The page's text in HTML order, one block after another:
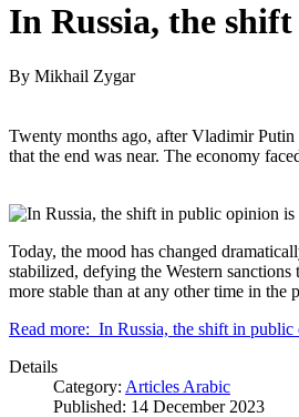
In Russia, the
By Mikhail Zygar
Twenty months ago, after Vladimir
that the end was near. The economy
Today, the mood has changed
stabilized, defying the Western sanctions
more stable than at any other time in the
Read more: In Russia, the shift in public
Details
Category: Articles Arabic
Published: 14 December 2023